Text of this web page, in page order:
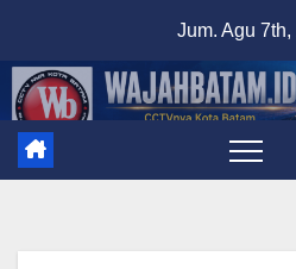
content
Jum. Agu 7th,